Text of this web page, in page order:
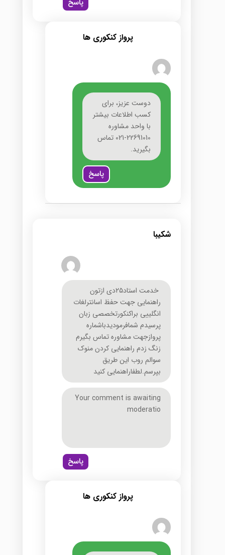
پرواز کنکوری ها
دوست عزیز، برای
کسب اطلاعات بیشتر
با واحد مشاوره
22691010-021 تماس
بگیرید.
پاسخ
شکیبا
خدمت استاد۲۵دی ازتون
راهنمایی جهت حفظ اسانترلغات
انگلییی براکنکورتخصصی زبان
پرسیدم شمافرمودیدباشماره
پروازجهت مشاوره تماس بگیرم
زنگ زدم راهنمایی کردن منوک
سوالم روب این طریق
بپرسم.لطفاراهنمایی کنید
Your comment is awaiting
moderatio
پاسخ
پرواز کنکوری ها